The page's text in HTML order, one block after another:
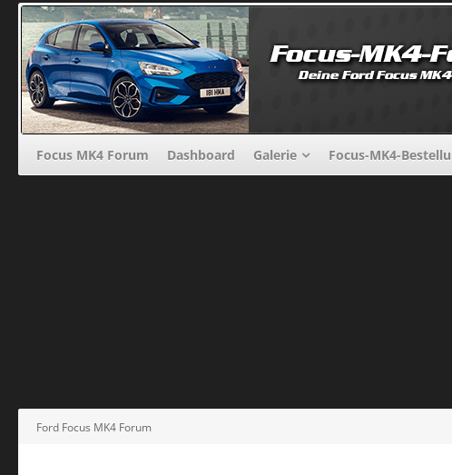
Focus MK4 Forum Dashboard Galerie Focus-MK4-
Ford Focus MK4 Forum